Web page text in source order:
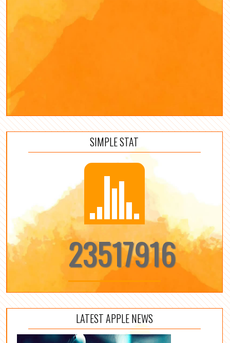
SIMPLE STAT
23517916
LATEST APPLE NEWS